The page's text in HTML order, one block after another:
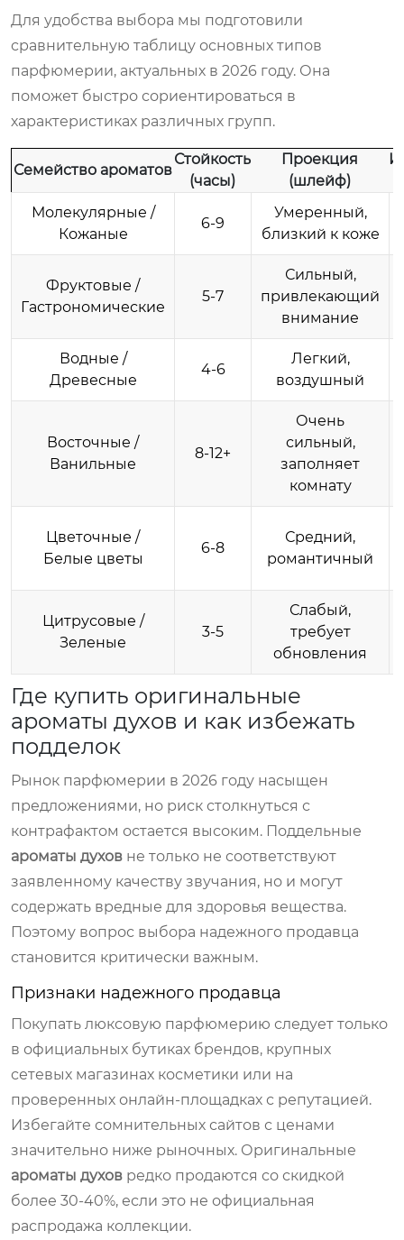
Для удобства выбора мы подготовили
сравнительную таблицу основных типов
парфюмерии, актуальных в 2026 году. Она
поможет быстро сориентироваться в
характеристиках различных групп.
Семейство ароматов
Стойкость
(часы)
Проекция
(шлейф)
Молекулярные /
Кожаные
6-9
Умеренный,
близкий к коже
Фруктовые /
Гастрономические
5-7
Сильный,
привлекающий
внимание
Водные /
Древесные
4-6
Легкий,
воздушный
Восточные /
Ванильные
8-12+
Очень
сильный,
заполняет
комнату
Цветочные /
Белые цветы
6-8
Средний,
романтичный
Цитрусовые /
Зеленые
3-5
Слабый,
требует
обновления
Где купить оригинальные
ароматы духов и как избежать
подделок
Рынок парфюмерии в 2026 году насыщен
предложениями, но риск столкнуться с
контрафактом остается высоким. Поддельные
ароматы духов не только не соответствуют
заявленному качеству звучания, но и могут
содержать вредные для здоровья вещества.
Поэтому вопрос выбора надежного продавца
становится критически важным.
Признаки надежного продавца
Покупать люксовую парфюмерию следует только
в официальных бутиках брендов, крупных
сетевых магазинах косметики или на
проверенных онлайн-площадках с репутацией.
Избегайте сомнительных сайтов с ценами
значительно ниже рыночных. Оригинальные
ароматы духов редко продаются со скидкой
более 30-40%, если это не официальная
распродажа коллекции.